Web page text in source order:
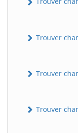
Trouver
Trouver
Trouver